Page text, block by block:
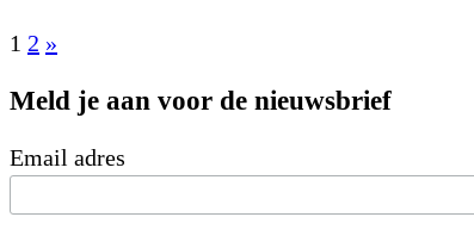
1 2 »
Meld je aan voor de nieuwsbrief
Email adres